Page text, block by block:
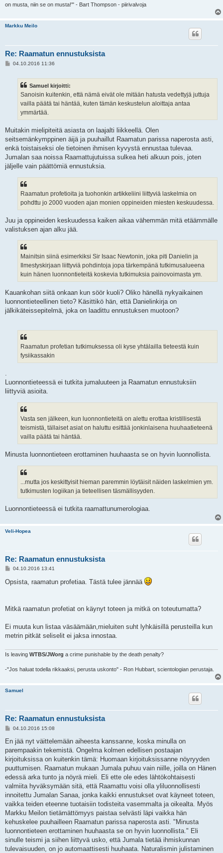
on musta, niin se on musta!'" - Bart Thompson - piirivalvoja
Markku Meilo
Re: Raamatun ennustuksista
V04.10.2016 11:36
Samuel kirjoitti:
Sanoisin kuitenkin, että nämä eivät ole mitään hatusta vedettyjä juttuja
vailla päätä tai häntää, kuten tämän keskustelun aloittaja antaa
ymmärtää.
Muitakin mielipiteitä asiasta on laajalti liikkeellä. Olen
seitsemänkymppinen äijä ja puuhaillut Raamatun parissa naperosta asti,
enkä toistaiseksi ole tietoinen ihmisen kyvystä ennustaa tulevaa.
Jumalan saa noissa Raamattujutuissa sulkea heti alkuun pois, joten
jäljelle vain päättömiä ennustuksia.
Raamatun profetioita ja tuohonkin artikkeliini liittyviä laskelmia on
pohdttu jo 2000 vuoden ajan monien oppineiden miesten keskuudessa.
Juu ja oppineiden keskuudessa kaiken aikaa vähemmän mitä etäämmälle
valistuksen ajan alku jää.
Mainitsin siinä esimerkiksi Sir Isaac Newtonin, joka piti Danielin ja
Ilmestyskirjaan liittyviä pohdintoja jopa tärkempänä tutkimusalueena
kuin hänen luonnontieteitä koskevia tutkimuksia painovoimasta ym.
Kauankohan siitä onkaan kun söör kuoli? Oliko hänellä nykyaikainen
luonnontieteellinen tieto? Käsittikö hän, että Danielinkirja on
jälkikäteissepitelmä, joka on laadittu ennustuksen muotoon?
Raamatun profetian tutkimuksessa oli kyse yhtälailla tieteestä kuin
fysiikassakin
.
Luonnontieteessä ei tutkita jumaluuteen ja Raamatun ennustuksiin
liittyviä asioita.
Vasta sen jälkeen, kun luonnontieteitä on alettu erottaa kristillisestä
teismistä, tällaiset asiat on haluttu esittää jonkinlaisena huuhaatieteenä
vailla päätä tai häntää.
Minusta luonnontieteen erottaminen huuhaasta se on hyvin luonnollista.
...mutta jos keskittyisit hieman paremmin löytäisit näiden laskelmien ym.
tutkimusten logiikan ja tieteellisen täsmällisyyden.
Luonnontieteessä ei tutkita raamattunumerologiaa.
Veli-Hopea
Re: Raamatun ennustuksista
V
e
s
04.10.2016 13:41
Opsista, raamatun profetiaa. Tästä tulee jännää
Mitkä raamatun profetiat on käynyt toteen ja mitkä on toteutumatta?
Ei muuta kun listaa väsäämään,mieluiten suht lyhkäisillä perusteilla kun
metrin pitkät seliselit ei jaksa innostaa.
Is leaving WTBS/JWorg a crime punishable by the death penalty?
-"Jos haluat todella rikkaaksi, perusta uskonto" - Ron Hubbart, scientologian perustaja.
Samuel
Re: Raamatun ennustuksista
V
e
t
i
04.10.2016 15:08
En jää nyt väittelemään aiheesta kanssanne, koska minulla on
parempaakin tekemistä. Ongelma kolmen edellisen postaajan
kirjoituksissa on kuitenkin tämä: Huomaan kirjoituksissanne nöyryyden
puuttumisen. Raamatun mukaan Jumala puhuu vain niille, joilla on Hänen
edessä arka tunto ja nöyrä mieli. Eli ette ole edes lähtökohtaisesti
valmiita hyväksymään sitä, että Raamattu voisi olla yliluonnollisesti
innoitettu Jumalan Sanaa, jonka kaikki ennustukset ovat käyneet toteen,
vaikka teiden eteenne tuotaisiin todisteita vasemmalta ja oikealta. Myös
Markku Meilon tietämättömyys paistaa selvästi läpi vaikka hän
kehuskelee puuhailleen Raamatun parissa naperosta asti. "Minusta
luonnontieteen erottaminen huuhaasta se on hyvin luonnollista." Eli
sinulle teismi ja siihen liittyvä usko, että Jumala tietää ihmiskunnan
tulevaisuuden, on jo automaattisesti huuhaata. Naturalismin julistaminen